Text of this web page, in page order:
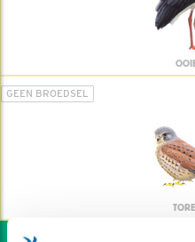
GEEN BROEDSEL